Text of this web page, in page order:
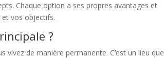
Chaque option a ses propres avantages et
vos objectifs.
?
de manière permanente. C’est un lieu que